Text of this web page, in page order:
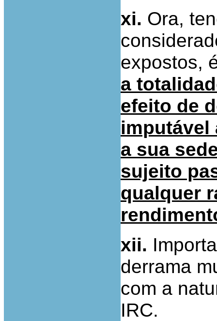
xi. Ora,
expostos,
a
efeito de
imputável
a sua
sujeito
qualquer
xii.
derrama
com a
IRC.